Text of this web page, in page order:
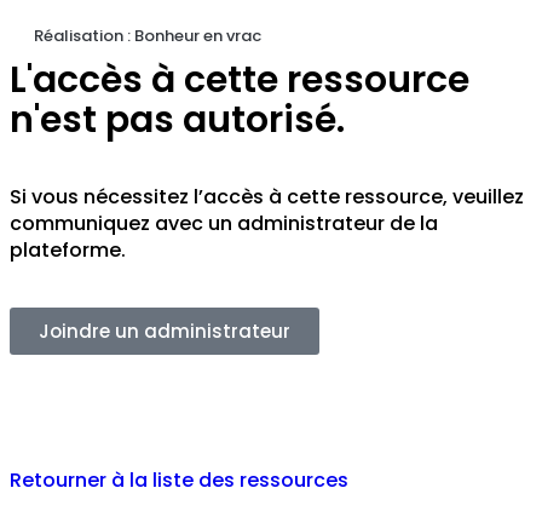
Réalisation : Bonheur en vrac
L'accès à cette ressource
n'est pas autorisé.
Si vous nécessitez l’accès à cette ressource, veuillez
communiquez avec un administrateur de la
plateforme.
Joindre un administrateur
Retourner à la liste des ressources